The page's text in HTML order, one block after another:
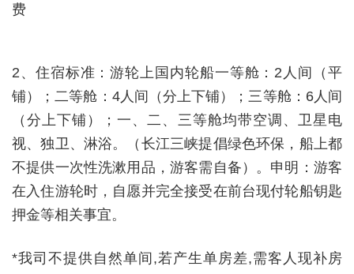
费
2 、住宿标准：游轮上国内轮船一等舱： 2 人间（平
铺）；二等舱： 4人间（分上下铺）；三等舱： 6人间
（分上下铺）；一、二、三等舱均带空调、卫星电
视、独卫、淋浴。（长江三峡提倡绿色环保，船上都
不提供一次性洗漱用品，游客需自备）。申明：游客
在入住游轮时，自愿并完全接受在前台现付轮船钥匙
押金等相关事宜。
*我司不提供自然单间 ,若产生单房差,需客人现补房